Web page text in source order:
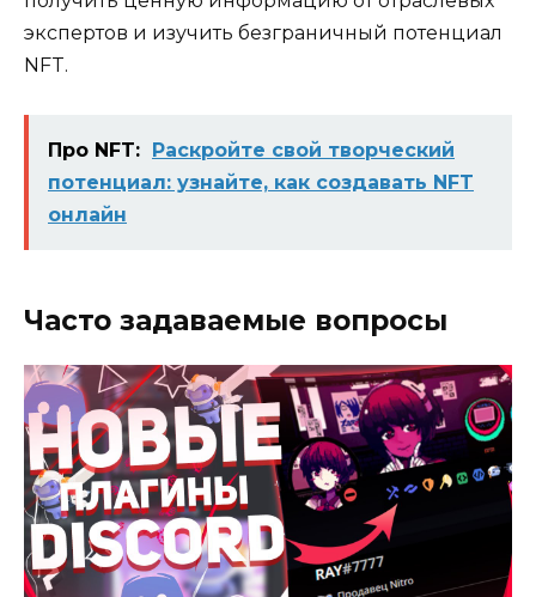
экспертов и изучить безграничный потенциал
NFT.
Про NFT: Раскройте свой творческий
потенциал: узнайте, как создавать NFT
онлайн
Часто задаваемые вопросы